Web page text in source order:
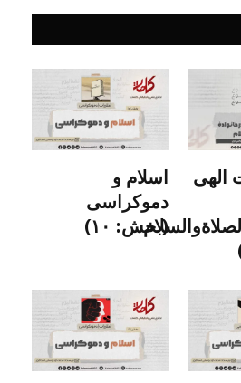
الهی
اسلام و
دموکراسی
(بخش: ۱۰)